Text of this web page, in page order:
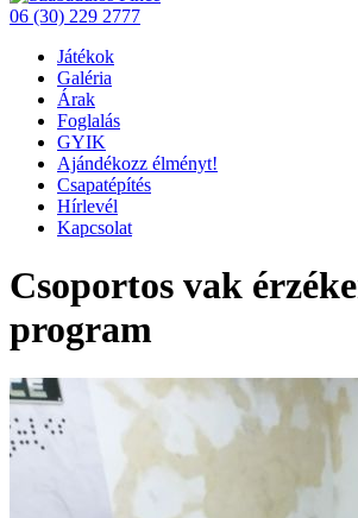
06 (30) 229 2777
Játékok
Galéria
Árak
Foglalás
GYIK
Ajándékozz élményt!
Csapatépítés
Hírlevél
Kapcsolat
Csoportos vak
program